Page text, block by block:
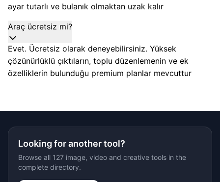
ayar tutarlı ve bulanık olmaktan uzak kalır
Araç ücretsiz mi?
Evet. Ücretsiz olarak deneyebilirsiniz. Yüksek
çözünürlüklü çıktıların, toplu düzenlemenin ve ek
özelliklerin bulunduğu premium planlar mevcuttur
Looking for another tool?
Browse all 127 image, video and creative tools in the
complete directory.